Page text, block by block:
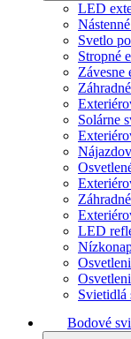
LED
Svetlo
Stropné
Závesne
Solárne
LED
Svietidlá
Bodové